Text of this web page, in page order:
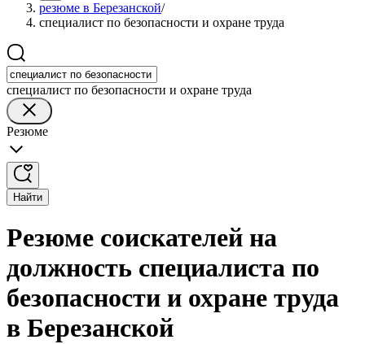
резюме в Березанской/
специалист по безопасности и охране труда
специалист по безопасности и охране труда
Резюме
Найти
Резюме соискателей на
должность специалиста по
безопасности и охране труда
в Березанской